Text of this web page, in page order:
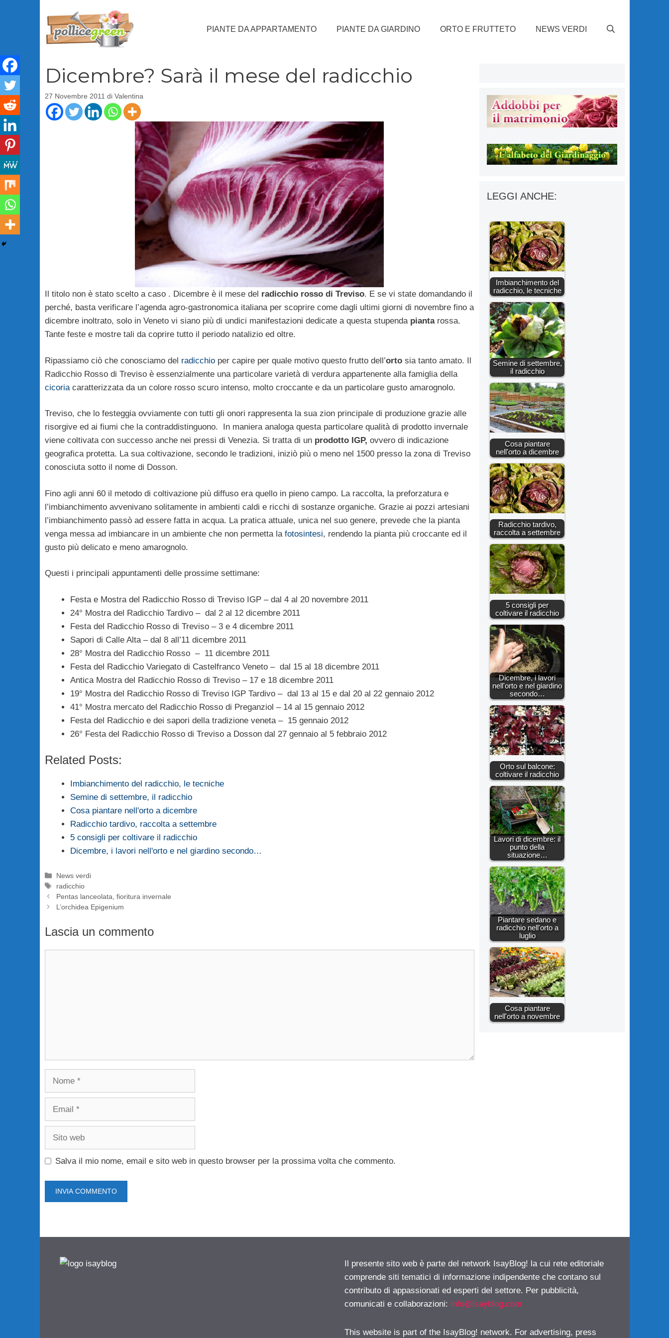
PIANTE DA APPARTAMENTO PIANTE DA GIARDINO ORTO E FRUTTETO NEWS VERDI
Dicembre? Sarà il mese del radicchio
27 Novembre 2011 di Valentina
Il titolo non è stato scelto a caso . Dicembre è il mese del radicchio rosso di Treviso. E se vi state domandando il
perché, basta verificare l’agenda agro-gastronomica italiana per scoprire come dagli ultimi giorni di novembre fino a
dicembre inoltrato, solo in Veneto vi siano più di undici manifestazioni dedicate a questa stupendapiantarossa.
Tante feste e mostre tali da coprire tutto il periodo natalizio ed oltre.
Ripassiamo ciò che conosciamo del radicchioper capire per quale motivo questo frutto dell’ortosia tanto amato. Il
Radicchio Rosso di Treviso è essenzialmente una particolare varietà di verdura appartenente alla famiglia della
cicoriacaratterizzata da un colore rosso scuro intenso, molto croccante e da un particolare gusto amarognolo.
Treviso, che lo festeggia ovviamente con tutti gli onori rappresenta la sua zion principale di produzione grazie alle
risorgive ed ai fiumi che la contraddistinguono. In maniera analoga questa particolare qualità di prodotto invernale
viene coltivata con successo anche nei pressi di Venezia. Si tratta di un prodotto IGP, ovvero di indicazione
geografica protetta. La sua coltivazione, secondo le tradizioni, iniziò più o meno nel 1500 presso la zona di Treviso
conosciuta sotto il nome di Dosson.
Fino agli anni 60 il metodo di coltivazione più diffuso era quello in pieno campo. La raccolta, la preforzatura e
l’imbianchimento avvenivano solitamente in ambienti caldi e ricchi di sostanze organiche. Grazie ai pozzi artesiani
l’imbianchimento passò ad essere fatta in acqua. La pratica attuale, unica nel suo genere, prevede che la pianta
venga messa ad imbiancare in un ambiente che non permetta la fotosintesi, rendendo la pianta più croccante ed il
gusto più delicato e meno amarognolo.
Questi i principali appuntamenti delle prossime settimane:
Festa e Mostra del Radicchio Rosso di Treviso IGP – dal 4 al 20 novembre 2011
24° Mostra del Radicchio Tardivo – dal 2 al 12 dicembre 2011
Festa del Radicchio Rosso di Treviso – 3 e 4 dicembre 2011
Sapori di Calle Alta – dal 8 all’11 dicembre 2011
28° Mostra del Radicchio Rosso – 11 dicembre 2011
Festa del Radicchio Variegato di Castelfranco Veneto – dal 15 al 18 dicembre 2011
Antica Mostra del Radicchio Rosso di Treviso – 17 e 18 dicembre 2011
19° Mostra del Radicchio Rosso di Treviso IGP Tardivo – dal 13 al 15 e dal 20 al 22 gennaio 2012
41° Mostra mercato del Radicchio Rosso di Preganziol – 14 al 15 gennaio 2012
Festa del Radicchio e dei sapori della tradizione veneta – 15 gennaio 2012
26° Festa del Radicchio Rosso di Treviso a Dosson dal 27 gennaio al 5 febbraio 2012
Related Posts:
Imbianchimento del radicchio, le tecniche
Semine di settembre, il radicchio
Cosa piantare nell'orto a dicembre
Radicchio tardivo, raccolta a settembre
5 consigli per coltivare il radicchio
Dicembre, i lavori nell'orto e nel giardino secondo…
Categorie
News verdi
Tag
radicchio
Pentas lanceolata, fioritura invernale
L’orchidea Epigenium
Lascia un commento
Nome
Email
Sito
Salva il mio nome, email e sito web in questo browser per la prossima volta che commento.
LEGGI ANCHE:
Imbianchimento del
radicchio, le tecniche
Semine di settembre,
il radicchio
Cosa piantare
nell'orto a dicembre
Radicchio tardivo,
raccolta a settembre
5 consigli per
coltivare il radicchio
Dicembre, i lavori
nell'orto e nel giardino
secondo…
Orto sul balcone:
coltivare il radicchio
Lavori di dicembre: il
punto della
situazione…
Piantare sedano e
radicchio nell'orto a
luglio
Cosa piantare
nell'orto a novembre
Il presente sito web è parte del network IsayBlog! la cui rete editoriale
comprende siti tematici di informazione indipendente che contano sul
contributo di appassionati ed esperti del settore. Per pubblicità,
comunicati e collaborazioni: info@isayblog.com
This website is part of the IsayBlog! network. For advertising, press